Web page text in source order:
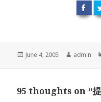
Posted
June 4, 2005 Author
admin
95 thoughts on “提